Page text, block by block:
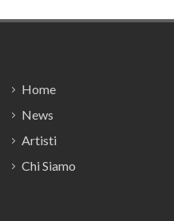
Home
News
Artisti
Chi Siamo